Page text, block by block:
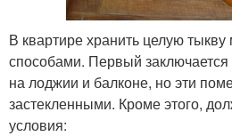
В квартире хранить целую
способами. Первый
на лоджии и балконе, но эти
застекленными. Кроме этого,
условия: